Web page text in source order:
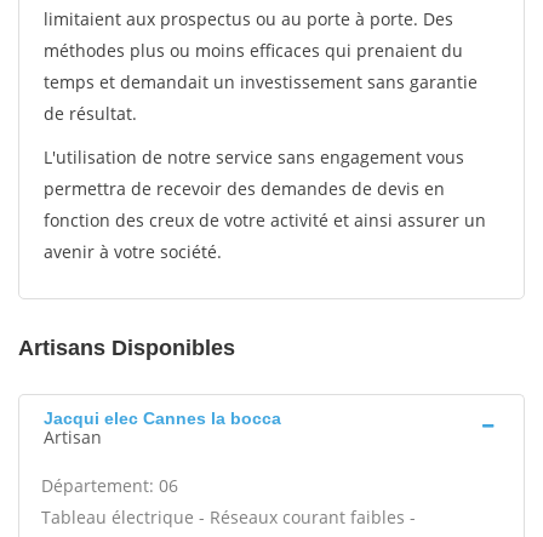
limitaient aux prospectus ou au porte à porte. Des
méthodes plus ou moins efficaces qui prenaient du
temps et demandait un investissement sans garantie
de résultat.
L'utilisation de notre service sans engagement vous
permettra de recevoir des demandes de devis en
fonction des creux de votre activité et ainsi assurer un
avenir à votre société.
Artisans Disponibles
Jacqui elec Cannes la bocca
Artisan
Département: 06
Tableau électrique - Réseaux courant faibles -